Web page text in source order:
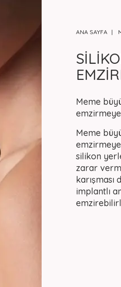
ANA SAYFA
Meme
Meme
silikon
zarar
implantlı